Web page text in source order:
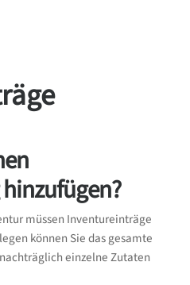
müssen Inventureinträge
können Sie das gesamte
einzelne Zutaten